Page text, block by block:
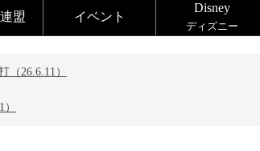
盟 イベント
Disney
ディズニー
（26.6.11）